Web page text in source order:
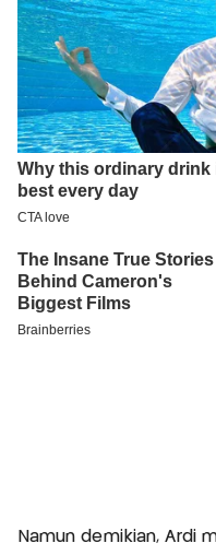
Namun demikian, Ardi